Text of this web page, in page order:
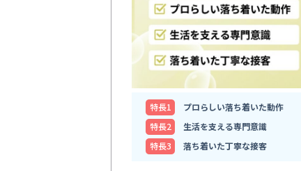
特⻑1
プロらしい落ち着いた動作
特⻑2
生活を支える専門意識
特⻑3
落ち着いた丁寧な接客